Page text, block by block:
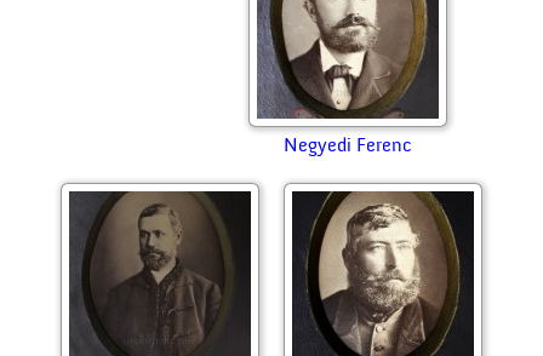
Monori Sámuel
Nagy József id. Nagy József ifj.